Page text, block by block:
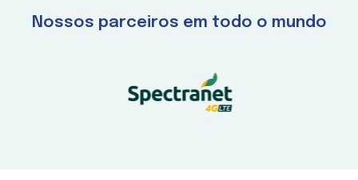
Nossos parceiros em todo o mundo